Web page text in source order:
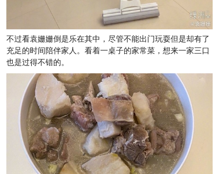
不过看袁姗姗倒是乐在其中，尽管不能出门玩耍但是却有了
充足的时间陪伴家人。看着一桌子的家常菜，想来一家三口
也是过得不错的。